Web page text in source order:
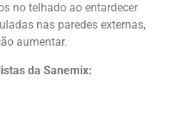
no telhado ao entardecer
nas paredes externas,
aumentar.
da Sanemix: